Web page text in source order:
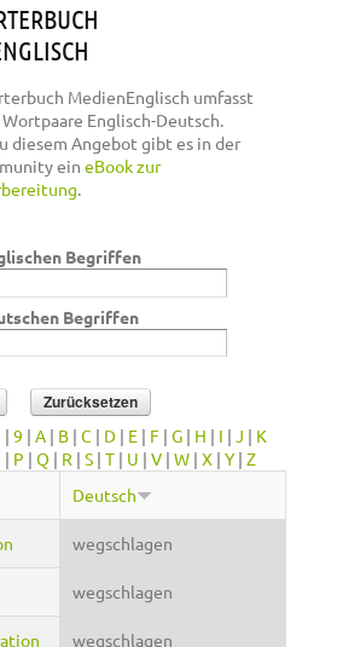
MedienEnglisch umfasst
Englisch-Deutsch.
diesem Angebot gibt es in der
ein eBook zur
.
Begriffen
Begriffen
| 9 | A | B | C | D | E | F | G | H | I | J | K
| P | Q | R | S | T | U | V | W | X | Y | Z
Deutsch
wegschlagen
wegschlagen
wegschlagen